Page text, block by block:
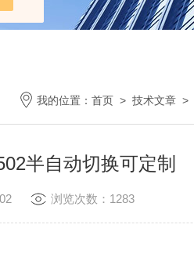
我的位置： 首页 > 技术文章 >
半自动切换可定制
02 浏览次数：1283